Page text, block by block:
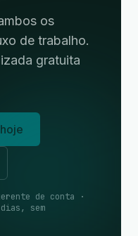
os
de trabalho.
gratuita
de conta ·
sem